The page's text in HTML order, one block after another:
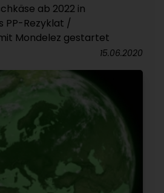
ab 2022 in
PP-Rezyklat /
Mondelez gestartet
15.06.2020